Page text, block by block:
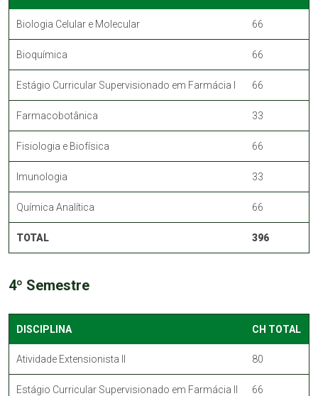
Biologia Celular e Molecular 66
Bioquímica 66
Estágio Curricular Supervisionado em Farmácia I 66
Farmacobotânica 33
Fisiologia e Biofísica 66
Imunologia 33
Química Analítica 66
TOTAL 396
4º Semestre
DISCIPLINA CH TOTAL
Atividade Extensionista II 80
Estágio Curricular Supervisionado em Farmácia II 66